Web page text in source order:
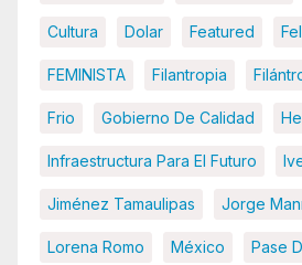
Cultura Dolar Featured
FEMINISTA Filantropia
Frio Gobierno De Calidad
Infraestructura Para El Futuro
Jiménez Tamaulipas Jorge
Lorena Romo México Pase